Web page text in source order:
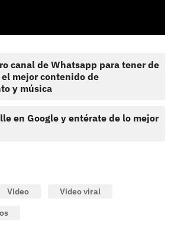
canal de Whatsapp para tener de
mejor contenido de
y música
en Google y entérate de lo mejor
Video
Video viral